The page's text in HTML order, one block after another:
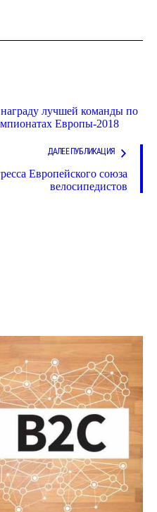
лучшей команды по
Европы-2018
ДАЛЕЕ ПУБЛИКАЦИЯ
Европейского союза
велосипедистов